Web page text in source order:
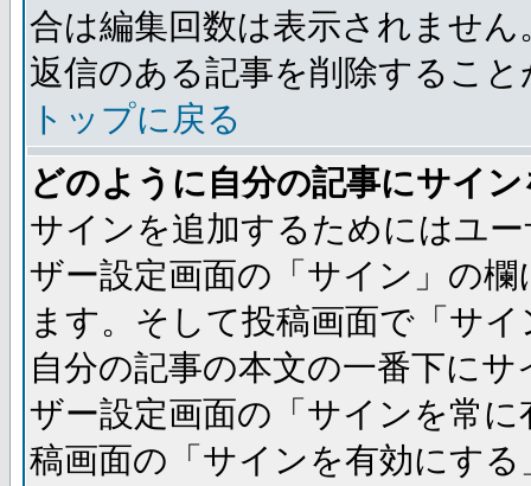
合は編集回数は表示されませ
返信のある記事を削除するこ
トップに戻る
どのように自分の記事にサイ
サインを追加するためにはユ
ザー設定画面の「サイン」の
ます。そして投稿画面で「サ
自分の記事の本文の一番下に
ザー設定画面の「サインを常
稿画面の「サインを有効にす